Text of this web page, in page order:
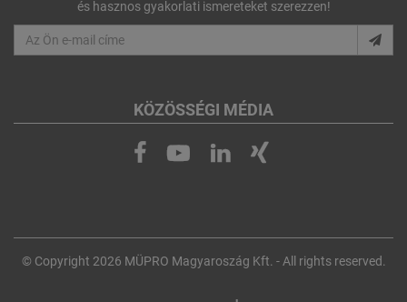
és hasznos gyakorlati ismereteket szerezzen!
KÖZÖSSÉGI MÉDIA
© Copyright 2026 MÜPRO Magyaroszág Kft. - All rights reserved.